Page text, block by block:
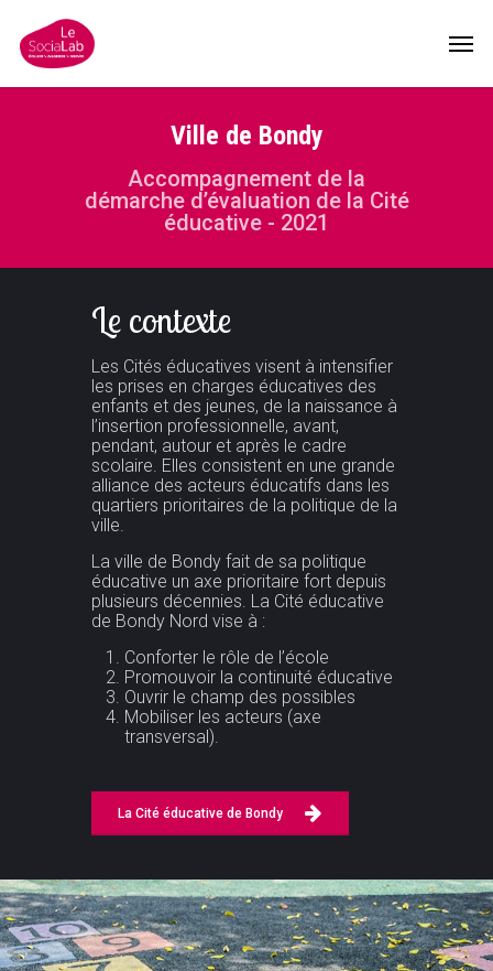
Ville de Bondy
Accompagnement de la
démarche d’évaluation de la Cité
éducative - 2021
Le contexte
Les Cités éducatives visent à intensifier
les prises en charges éducatives des
enfants et des jeunes, de la naissance à
l’insertion professionnelle, avant,
pendant, autour et après le cadre
scolaire. Elles consistent en une grande
alliance des acteurs éducatifs dans les
quartiers prioritaires de la politique de la
ville.
La ville de Bondy fait de sa politique
éducative un axe prioritaire fort depuis
plusieurs décennies. La Cité éducative
de Bondy Nord vise à :
Conforter le rôle de l’école
Promouvoir la continuité éducative
Ouvrir le champ des possibles
Mobiliser les acteurs (axe
transversal).
La Cité éducative de Bondy